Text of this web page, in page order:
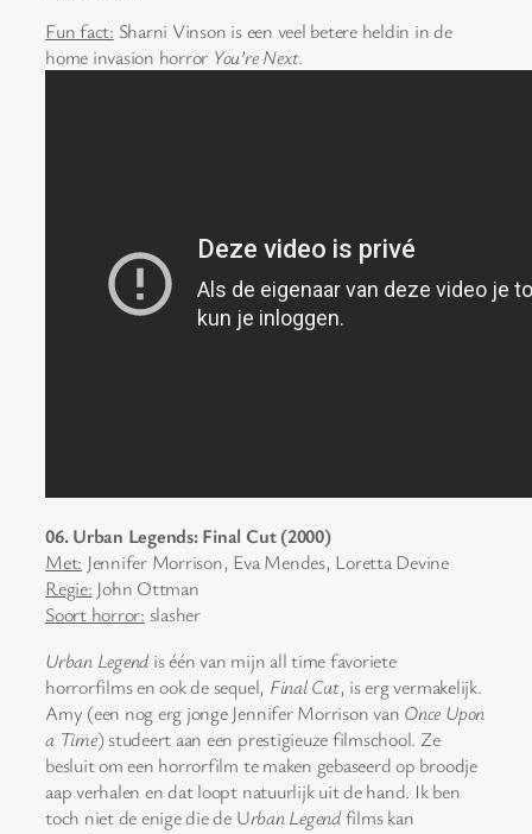
Fun fact: Sharni Vinson is een veel betere heldin in de
home invasion horror You’re Next.
06. Urban Legends: Final Cut (2000)
Met: Jennifer Morrison, Eva Mendes, Loretta Devine
Regie: John Ottman
Soort horror: slasher
Urban Legendis één van mijn all time favoriete
horrorfilms en ook de sequel, Final Cut, is erg vermakelijk.
Amy (een nog erg jonge Jennifer Morrison van Once Upon
a Time) studeert aan een prestigieuze filmschool. Ze
besluit om een horrorfilm te maken gebaseerd op broodje
aap verhalen en dat loopt natuurlijk uit de hand. Ik ben
toch niet de enige die de Urban Legendfilms kan